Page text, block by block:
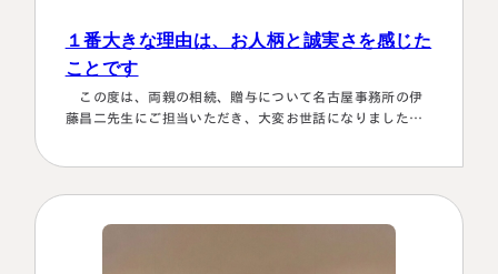
１番大きな理由は、お人柄と誠実さを感じた
ことです
この度は、両親の相続、贈与について名古屋事務所の伊
藤昌二先生にご担当いただき、大変お世話になりました。
えて下さいました。 ③お人柄と同様に、専門家として全面